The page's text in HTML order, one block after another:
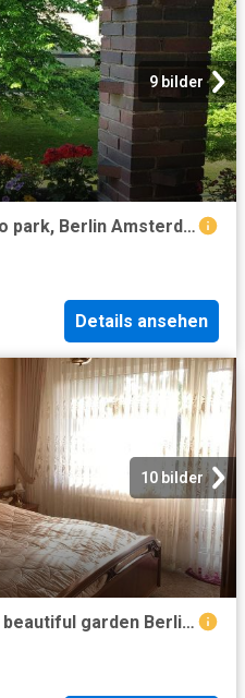
9 bilder
Modern & neat flat close to park, Berlin Amsterdam Apartments for Rent
Details ansehen
10 bilder
Quiet terraced house with beautiful garden Berlin Amsterdam Apartments for Rent